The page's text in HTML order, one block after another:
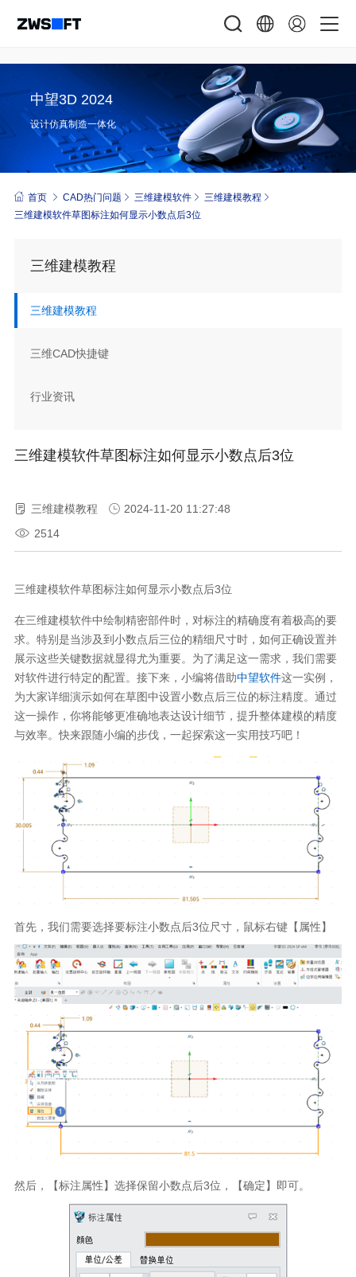
中望3D 2024
设计仿真制造一体化
首页 CAD热门问题 三维建模软件
三维建模教程
三维建模软件草图标注如何显示小数点后3位
三维建模教程
三维建模教程
三维CAD快捷键
行业资讯
三维建模软件草图标注如何显示小数点后3位
三维建模教程
2024-11-20 11:27:48
2514
三维建模软件草图标注如何显示小数点后3位
在三维建模软件中绘制精密部件时，对标注的精确度有着极高的要
求。特别是当涉及到小数点后三位的精细尺寸时，如何正确设置并
展示这些关键数据就显得尤为重要。为了满足这一需求，我们需要
对软件进行特定的配置。接下来，小编将借助中望软件这一实例，
为大家详细演示如何在草图中设置小数点后三位的标注精度。通过
这一操作，你将能够更准确地表达设计细节，提升整体建模的精度
与效率。快来跟随小编的步伐，一起探索这一实用技巧吧！
首先，我们需要选择要标注小数点后3位尺寸，鼠标右键【属性】
然后，【标注属性】选择保留小数点后3位，【确定】即可。